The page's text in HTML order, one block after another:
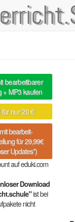
bearbeitbarer
+ MP3 kaufen
nur 20 €
bearbeit-
für 29,99€
Updates*)
auf eduki.com
Download
ist bei
nicht